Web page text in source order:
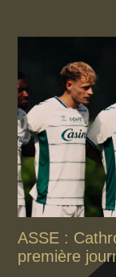
ASSE :
première